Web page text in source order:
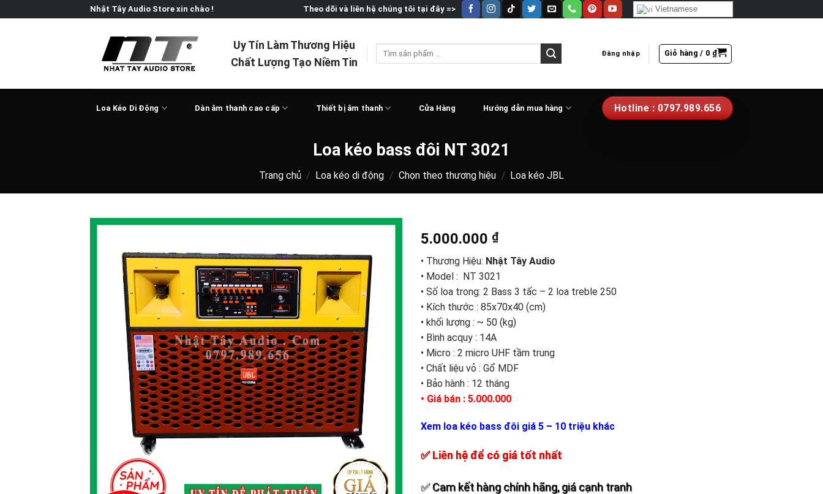
to
Nhật Tây Audio Store xin chào ! Theo dõi và liên hệ chúng tôi tại đây => Vietnamese
Uy Tín Làm Thương Hiệu
Chất Lượng Tạo Niềm Tin
Tìm
Đăng nhập Giỏ hàng / 0 ₫
Loa Kéo Di Động Dàn âm thanh cao cấp Thiết bị âm thanh Cửa Hàng Hướng dẫn mua hàng Hotline : 0797.989.656
Loa kéo bass đôi NT 3021
Trang chủ / Loa kéo di động / Chọn theo thương hiệu / Loa kéo JBL
Add to
wishlist
5.000.000 ₫
• Thương Hiệu: Nhật Tây Audio
• Model : NT 3021
• Số loa trong: 2 Bass 3 tấc – 2 loa treble 250
• Kích thước : 85x70x40 (cm)
• khối lượng : ~ 50 (kg)
• Bình acquy : 14A
• Micro : 2 micro UHF tầm trung
• Chất liệu vỏ : Gổ MDF
• Bảo hành : 12 tháng
• Giá bán : 5.000.000
Xem loa kéo bass đôi giá 5 – 10 triệu khác
✅ Liên hệ để có giá tốt nhất
✅ Cam kết hàng chính hãng, giá cạnh tranh